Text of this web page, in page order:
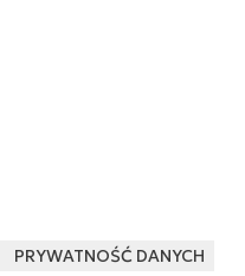
PRYWATNOŚĆ DANYCH